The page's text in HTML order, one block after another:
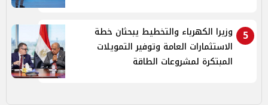
5
وزيرا الكهرباء والتخطيط يبحثان خطة
الاستثمارات العامة وتوفير التمويلات
المبتكرة لمشروعات الطاقة